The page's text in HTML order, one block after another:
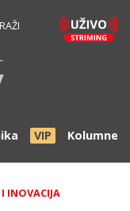
VIP Kolumne
INOVACIJA